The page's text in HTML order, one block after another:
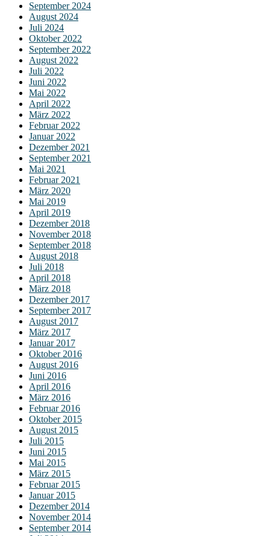
September 2024
August 2024
Juli 2024
Oktober 2022
September 2022
August 2022
Juli 2022
Juni 2022
Mai 2022
April 2022
März 2022
Februar 2022
Januar 2022
Dezember 2021
September 2021
Mai 2021
Februar 2021
März 2020
Mai 2019
April 2019
Dezember 2018
November 2018
September 2018
August 2018
Juli 2018
April 2018
März 2018
Dezember 2017
September 2017
August 2017
März 2017
Januar 2017
Oktober 2016
August 2016
Juni 2016
April 2016
März 2016
Februar 2016
Oktober 2015
August 2015
Juli 2015
Juni 2015
Mai 2015
März 2015
Februar 2015
Januar 2015
Dezember 2014
November 2014
September 2014